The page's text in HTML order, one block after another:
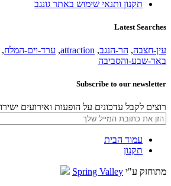
תקנון ותנאי שימוש באתר גונגב
Latest Searches
עין-חצבה, הר-הנגב,
attraction
, ערד-וים-המלח,
באר-שבע-והסביבה
Subscribe to our newsletter
רוצים לקבל עדכונים על הופעות ואירועים
עמוד הבית
תקנון
מתוחזק ע"י Spring Valley